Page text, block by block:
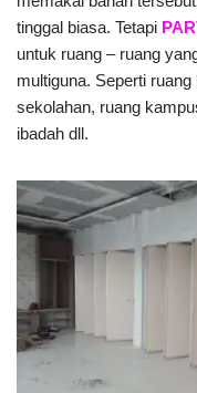
tinggal biasa. Tetapi
untuk ruang – ruang
multiguna. Seperti
sekolahan, ruang
ibadah dll.